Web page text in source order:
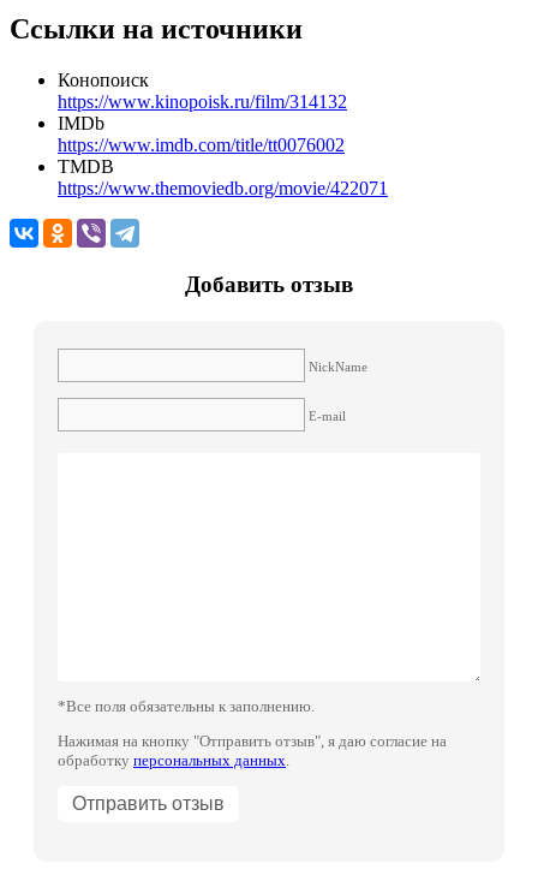
Ссылки на источники
Конопоиск
https://www.kinopoisk.ru/film/314132
IMDb
https://www.imdb.com/title/tt0076002
TMDB
https://www.themoviedb.org/movie/422071
Добавить отзыв
NickName
E-mail
*Все поля обязательны к заполнению.
Нажимая на кнопку "Отправить отзыв", я даю согласие на
обработку персональных данных